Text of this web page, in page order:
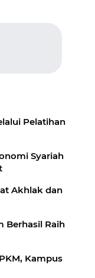
Pelatihan
Syariah
Akhlak dan
Berhasil Raih
Kampus